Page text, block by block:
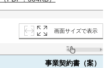
画面サイズで表示
事業契約書（案）